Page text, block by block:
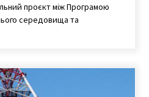
проєкт між Програмою
середовища та